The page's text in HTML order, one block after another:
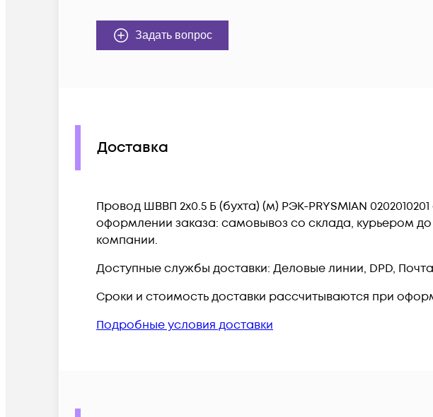
Задать вопрос
Доставка
Провод ШВВП 2х0.5 Б (бухта) (м) РЭК-PRYSMIAN
оформлении заказа: самовывоз со склада, курьером
компании.
Доступные службы доставки: Деловые линии, DPD,
Сроки и стоимость доставки рассчитываются при
Подробные условия доставки